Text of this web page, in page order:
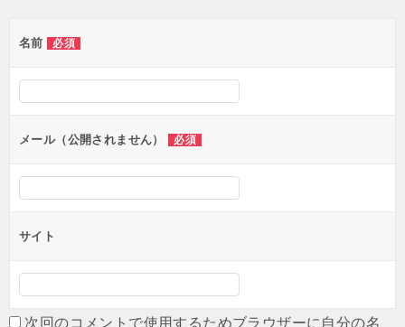
名前 必須
メール（公開されません） 必須
サイト
次回のコメントで使用するためブラウザーに自分の名